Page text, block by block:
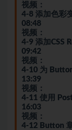
视频：
4-8 添加色彩
08:48
视频：
4-9 添加CSS
09:42
视频：
4-10 为
13:39
视频：
4-11 使用
16:03
视频：
4-12 Button